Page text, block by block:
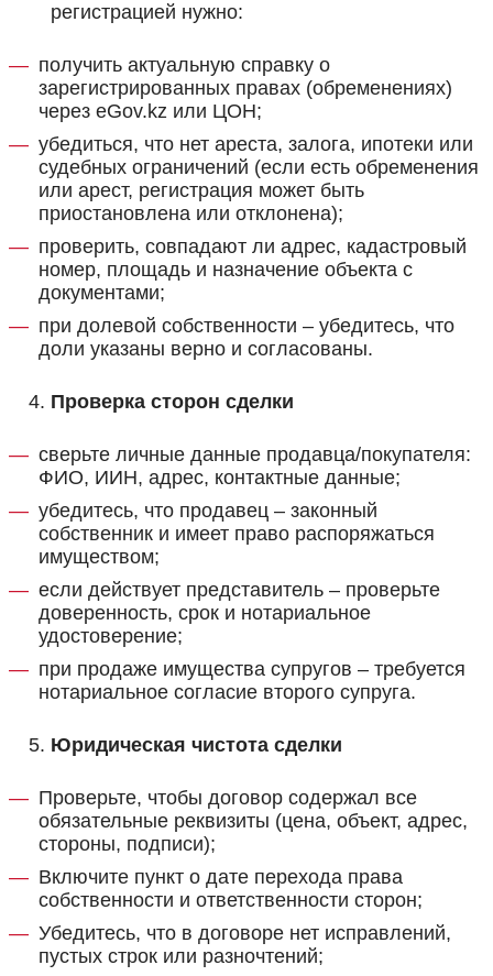
регистрацией нужно:
получить актуальную справку о
зарегистрированных правах (обременениях)
через eGov.kz или ЦОН;
убедиться, что нет ареста, залога, ипотеки или
судебных ограничений (если есть обременения
или арест, регистрация может быть
приостановлена или отклонена);
проверить, совпадают ли адрес, кадастровый
номер, площадь и назначение объекта с
документами;
при долевой собственности – убедитесь, что
доли указаны верно и согласованы.
Проверка сторон сделки
сверьте личные данные продавца/покупателя:
ФИО, ИИН, адрес, контактные данные;
убедитесь, что продавец – законный
собственник и имеет право распоряжаться
имуществом;
если действует представитель – проверьте
доверенность, срок и нотариальное
удостоверение;
при продаже имущества супругов – требуется
нотариальное согласие второго супруга.
Юридическая чистота сделки
Проверьте, чтобы договор содержал все
обязательные реквизиты (цена, объект, адрес,
стороны, подписи);
Включите пункт о дате перехода права
собственности и ответственности сторон;
Убедитесь, что в договоре нет исправлений,
пустых строк или разночтений;